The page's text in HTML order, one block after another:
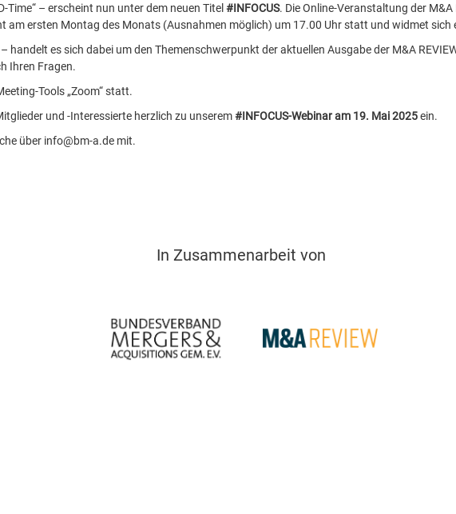
Time“ – erscheint nun unter dem neuen Titel#INFOCUS. Die Online-Veranstaltung der
am ersten Montag des Monats (Ausnahmen möglich) um 17.00 Uhr statt und widmet sich
handelt es sich dabei um den Themenschwerpunkt der aktuellen Ausgabe der M&A
Ihren Fragen.
Tools „Zoom“ statt.
und -Interessierte herzlich zu unserem#INFOCUS-Webinar am 19. Mai 2025ein.
über info@bm-a.de mit.
In Zusammenarbeit von